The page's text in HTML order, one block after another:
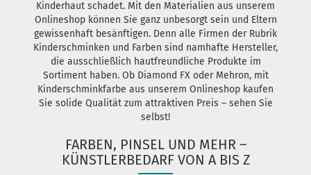
Kinderhaut schadet. Mit den Materialien aus unserem
Onlineshop können Sie ganz unbesorgt sein und Eltern
gewissenhaft besänftigen. Denn alle Firmen der Rubrik
Kinderschminken und Farben sind namhafte Hersteller,
die ausschließlich hautfreundliche Produkte im
Sortiment haben. Ob Diamond FX oder Mehron, mit
Kinderschminkfarbe aus unserem Onlineshop kaufen
Sie solide Qualität zum attraktiven Preis – sehen Sie
selbst!
FARBEN, PINSEL UND MEHR –
KÜNSTLERBEDARF VON A BIS Z